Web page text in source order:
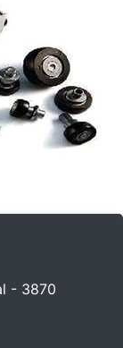
- 3870